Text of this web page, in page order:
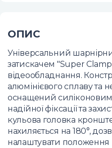
ОПИС
Універсальний
затискачем "Super
відеообладнання.
алюмінієвого сплаву та
оснащений
надійної фіксації та
кульова головка
нахиляється на 180°,
налаштувати положення